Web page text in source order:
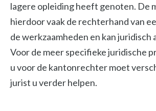
lagere opleiding heeft genoten. De
hierdoor vaak de rechterhand van
de werkzaamheden en kan juridisch
Voor de meer specifieke juridische
u voor de kantonrechter moet
jurist u verder helpen.